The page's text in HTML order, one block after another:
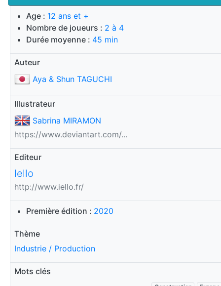
Age : 12 ans et +
Nombre de joueurs : 2 à 4
Durée moyenne : 45 min
Auteur
Aya & Shun TAGUCHI
Illustrateur
Sabrina MIRAMON
https://www.deviantart.com/...
Editeur
Iello
http://www.iello.fr/
Première édition : 2020
Thème
Industrie / Production
Mots clés